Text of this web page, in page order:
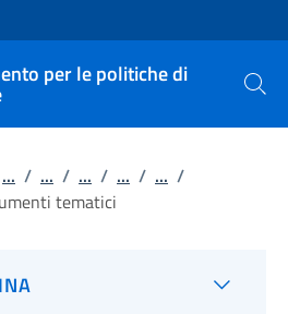
per le politiche di
Cerca
... / ... / ... / ... / ... /
tematici